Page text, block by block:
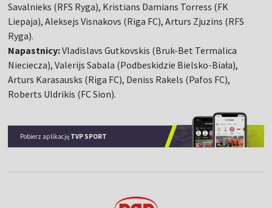
Savalnieks (RFS Ryga), Kristians Damians Torress (FK
Liepaja), Aleksejs Visnakovs (Riga FC), Arturs Zjuzins (RFS
Ryga).
Napastnicy:Vladislavs Gutkovskis (Bruk-Bet Termalica
Nieciecza), Valerijs Sabala (Podbeskidzie Bielsko-Biała),
Arturs Karasausks (Riga FC), Deniss Rakels (Pafos FC),
Roberts Uldrikis (FC Sion).
Pobierz aplikację TVP SPORT